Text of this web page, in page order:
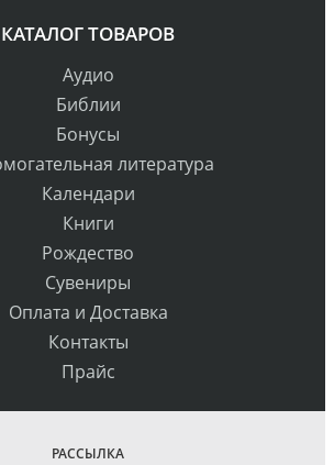
КАТАЛОГ ТОВАРОВ
Аудио
Библии
Бонусы
литература
Календари
Книги
Рождество
Сувениры
Оплата и Доставка
Контакты
Прайс
РАССЫЛКА